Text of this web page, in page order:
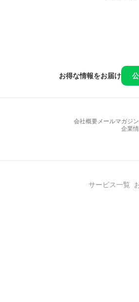
お得な情報をお届け
会社概要メールマガジ
企業
サービス一覧